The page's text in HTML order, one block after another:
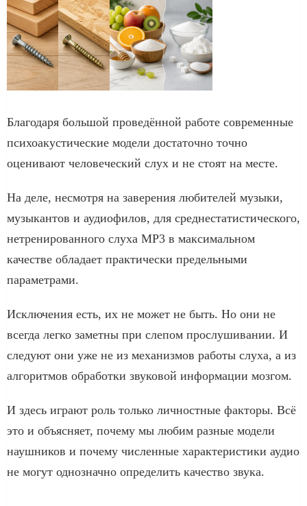
Благодаря большой проведённой работе современные
психоакустические модели достаточно точно
оценивают человеческий слух и не стоят на месте.
На деле, несмотря на заверения любителей музыки,
музыкантов и аудиофилов, для среднестатистического,
нетренированного слуха MP3 в максимальном
качестве обладает практически предельными
параметрами.
Исключения есть, их не может не быть. Но они не
всегда легко заметны при слепом прослушивании. И
следуют они уже не из механизмов работы слуха, а из
алгоритмов обработки звуковой информации мозгом.
И здесь играют роль только личностные факторы. Всё
это и объясняет, почему мы любим разные модели
наушников и почему численные характеристики аудио
не могут однозначно определить качество звука.